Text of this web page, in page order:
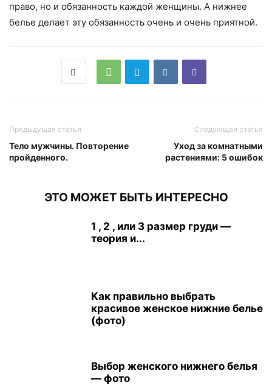
право, но и обязанность каждой женщины. А нижнее
белье делает эту обязанность очень и очень приятной.
Предыдущая статья
Тело мужчины. Повторение
пройденного.
Следующая статья
Уход за комнатными
растениями: 5 ошибок
ЭТО МОЖЕТ БЫТЬ ИНТЕРЕСНО
1 , 2 , или 3 размер груди —
теория и...
Как правильно выбрать
красивое женское нижние белье
(фото)
Выбор женского нижнего белья
— фото